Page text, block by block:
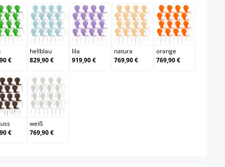
grün
€
hellblau
hellblau
829,90 €
lila
lila
919,90 €
natura
natura
769,90 €
orange
orange
769,90 €
walnuss
€
weiß
weiß
769,90 €